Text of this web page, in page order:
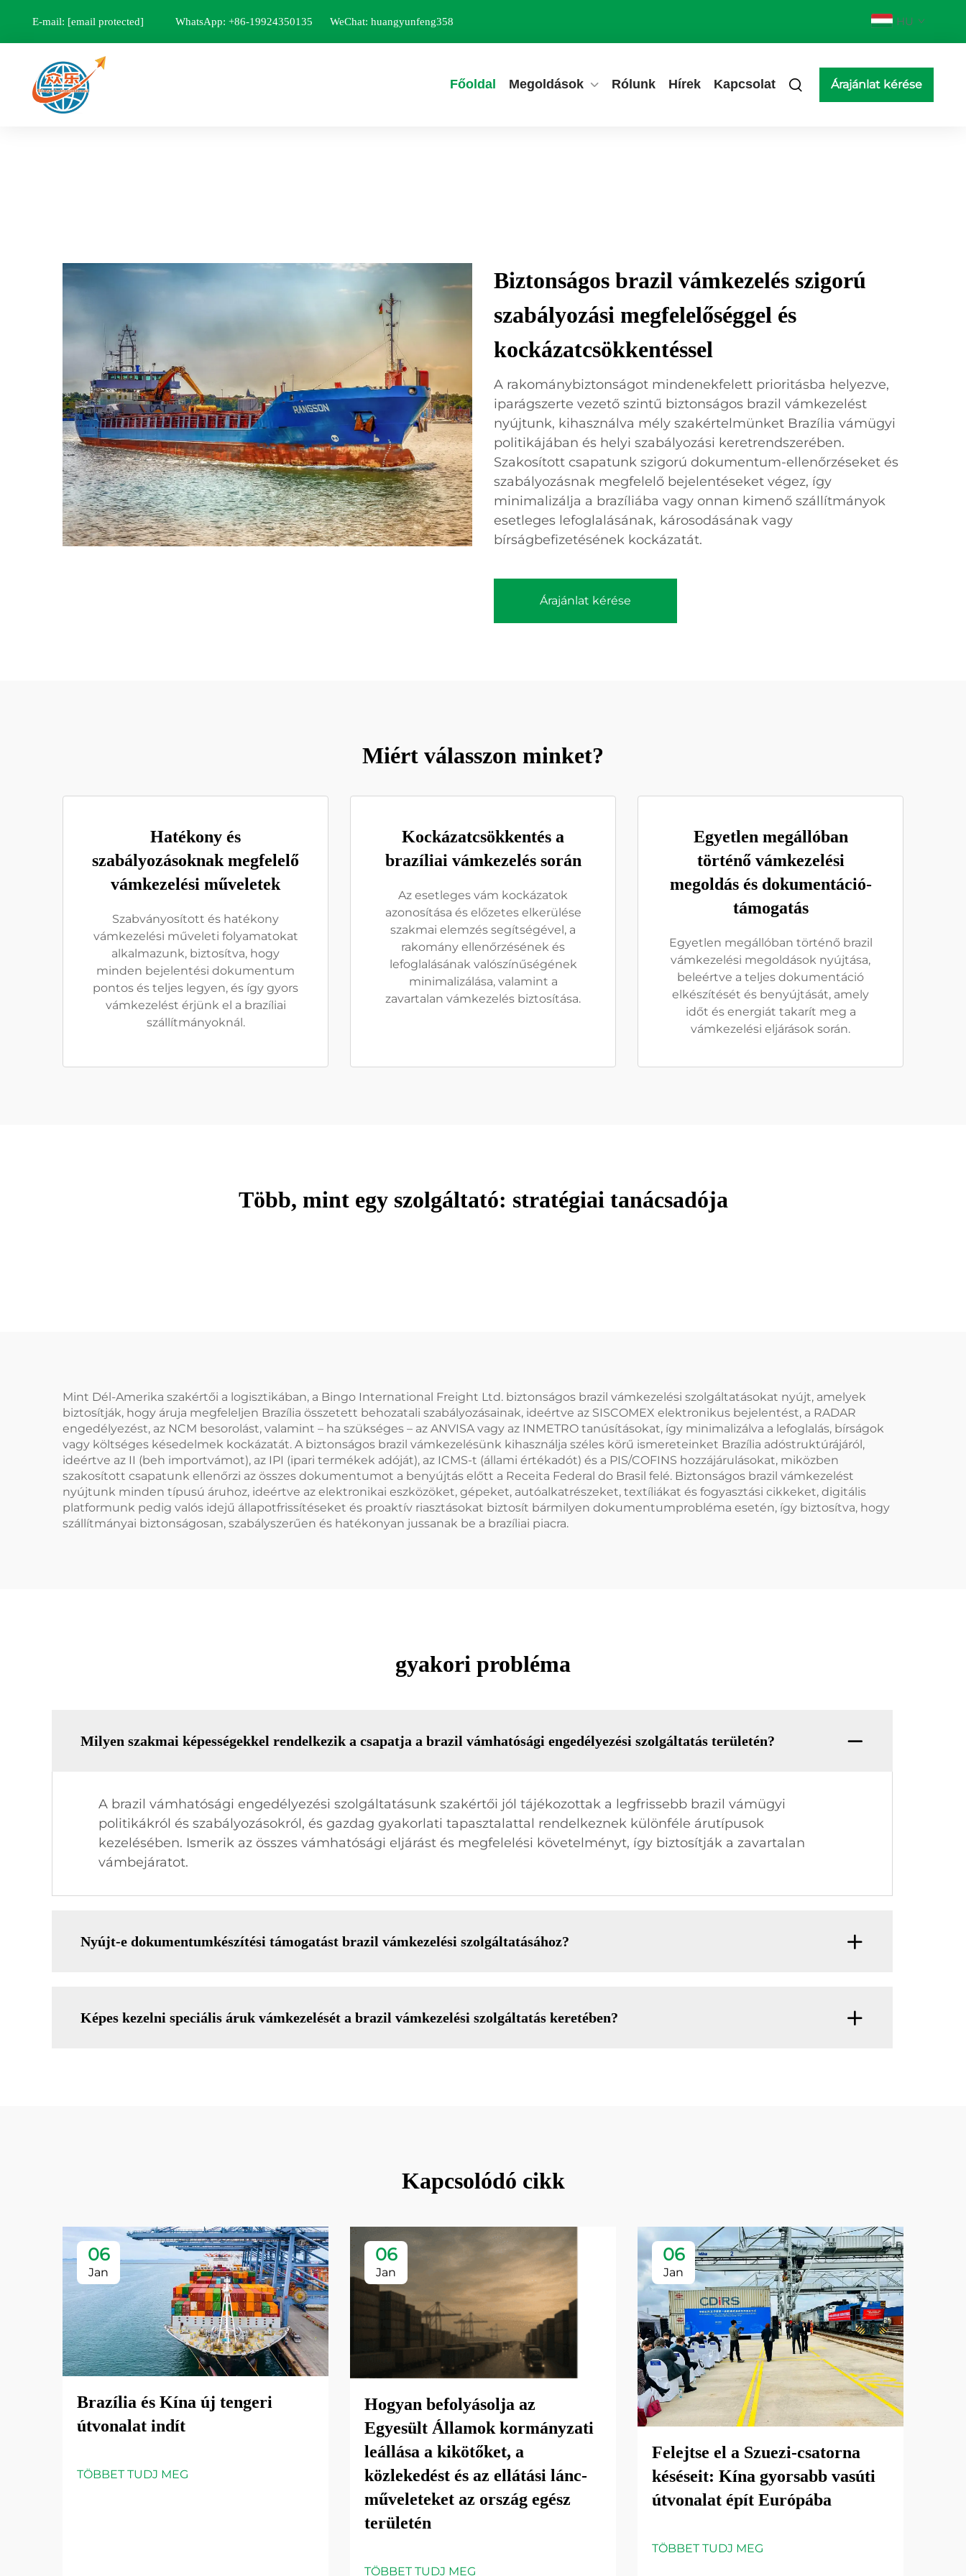
E-mail: [email protected] WhatsApp: +86-19924350135 WeChat: huangyunfeng358 HU
Főoldal Megoldások Rólunk Hírek Kapcsolat Árajánlat kérése
Biztonságos brazil vámkezelés szigorú
szabályozási megfelelőséggel és
kockázatcsökkentéssel
A rakománybiztonságot mindenekfelett prioritásba helyezve,
iparágszerte vezető szintű biztonságos brazil vámkezelést
nyújtunk, kihasználva mély szakértelmünket Brazília vámügyi
politikájában és helyi szabályozási keretrendszerében.
Szakosított csapatunk szigorú dokumentum-ellenőrzéseket és
szabályozásnak megfelelő bejelentéseket végez, így
minimalizálja a brazíliába vagy onnan kimenő szállítmányok
esetleges lefoglalásának, károsodásának vagy
bírságbefizetésének kockázatát.
Árajánlat kérése
Miért válasszon minket?
Hatékony és
szabályozásoknak megfelelő
vámkezelési műveletek
Szabványosított és hatékony
vámkezelési műveleti folyamatokat
alkalmazunk, biztosítva, hogy
minden bejelentési dokumentum
pontos és teljes legyen, és így gyors
vámkezelést érjünk el a brazíliai
szállítmányoknál.
Kockázatcsökkentés a
brazíliai vámkezelés során
Az esetleges vám kockázatok
azonosítása és előzetes elkerülése
szakmai elemzés segítségével, a
rakomány ellenőrzésének és
lefoglalásának valószínűségének
minimalizálása, valamint a
zavartalan vámkezelés biztosítása.
Egyetlen megállóban
történő vámkezelési
megoldás és dokumentáció-
támogatás
Egyetlen megállóban történő brazil
vámkezelési megoldások nyújtása,
beleértve a teljes dokumentáció
elkészítését és benyújtását, amely
időt és energiát takarít meg a
vámkezelési eljárások során.
Több, mint egy szolgáltató: stratégiai tanácsadója
Mint Dél-Amerika szakértői a logisztikában, a Bingo International Freight Ltd. biztonságos brazil vámkezelési szolgáltatásokat nyújt, amelyek
biztosítják, hogy áruja megfeleljen Brazília összetett behozatali szabályozásainak, ideértve az SISCOMEX elektronikus bejelentést, a RADAR
engedélyezést, az NCM besorolást, valamint – ha szükséges – az ANVISA vagy az INMETRO tanúsításokat, így minimalizálva a lefoglalás, bírságok
vagy költséges késedelmek kockázatát. A biztonságos brazil vámkezelésünk kihasználja széles körű ismereteinket Brazília adóstruktúrájáról,
ideértve az II (beh importvámot), az IPI (ipari termékek adóját), az ICMS-t (állami értékadót) és a PIS/COFINS hozzájárulásokat, miközben
szakosított csapatunk ellenőrzi az összes dokumentumot a benyújtás előtt a Receita Federal do Brasil felé. Biztonságos brazil vámkezelést
nyújtunk minden típusú áruhoz, ideértve az elektronikai eszközöket, gépeket, autóalkatrészeket, textíliákat és fogyasztási cikkeket, digitális
platformunk pedig valós idejű állapotfrissítéseket és proaktív riasztásokat biztosít bármilyen dokumentumprobléma esetén, így biztosítva, hogy
szállítmányai biztonságosan, szabályszerűen és hatékonyan jussanak be a brazíliai piacra.
gyakori probléma
Milyen szakmai képességekkel rendelkezik a csapatja a brazil vámhatósági engedélyezési szolgáltatás területén?
A brazil vámhatósági engedélyezési szolgáltatásunk szakértői jól tájékozottak a legfrissebb brazil vámügyi
politikákról és szabályozásokról, és gazdag gyakorlati tapasztalattal rendelkeznek különféle árutípusok
kezelésében. Ismerik az összes vámhatósági eljárást és megfelelési követelményt, így biztosítják a zavartalan
vámbejáratot.
Nyújt-e dokumentumkészítési támogatást brazil vámkezelési szolgáltatásához?
Képes kezelni speciális áruk vámkezelését a brazil vámkezelési szolgáltatás keretében?
Kapcsolódó cikk
06
Jan
Brazília és Kína új tengeri
útvonalat indít
TÖBBET TUDJ MEG
06
Jan
Hogyan befolyásolja az
Egyesült Államok kormányzati
leállása a kikötőket, a
közlekedést és az ellátási lánc-
műveleteket az ország egész
területén
TÖBBET TUDJ MEG
06
Jan
Felejtse el a Szuezi-csatorna
késéseit: Kína gyorsabb vasúti
útvonalat épít Európába
TÖBBET TUDJ MEG